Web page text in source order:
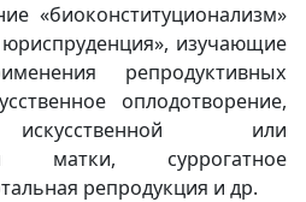
«биоконституционализм»
изучающие
репродуктивных
оплодотворение,
искусственной или
матки, суррогатное
репродукция и др.